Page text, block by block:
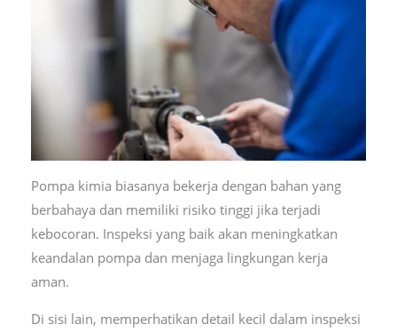
Pompa kimia biasanya bekerja dengan bahan yang
berbahaya dan memiliki risiko tinggi jika terjadi
kebocoran. Inspeksi yang baik akan meningkatkan
keandalan pompa dan menjaga lingkungan kerja
aman.
Di sisi lain, memperhatikan detail kecil dalam inspeksi